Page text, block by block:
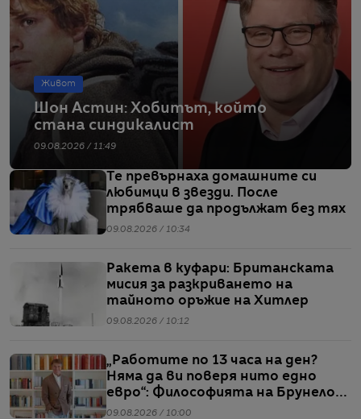
Живот
Шон Астин: Хобитът, който
стана синдикалист
09.08.2026 / 11:49
Те превърнаха домашните си
любимци в звезди. После
трябваше да продължат без тях
09.08.2026 / 10:34
Ракета в куфари: Британската
мисия за разкриването на
тайното оръжие на Хитлер
09.08.2026 / 10:12
„Работите по 13 часа на ден?
Няма да ви поверя нито едно
евро“: Философията на Брунело
Кучинели за бизнеса и живота
09.08.2026 / 10:00